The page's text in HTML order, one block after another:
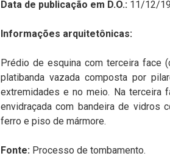
Data de publicação em D.O.: 11/12/
Informações arquitetônicas:
Prédio de esquina com terceira face
platibanda vazada composta por
extremidades e no meio. Na terceira
envidraçada com bandeira de vidros
ferro e piso de mármore.
Fonte: Processo de tombamento.